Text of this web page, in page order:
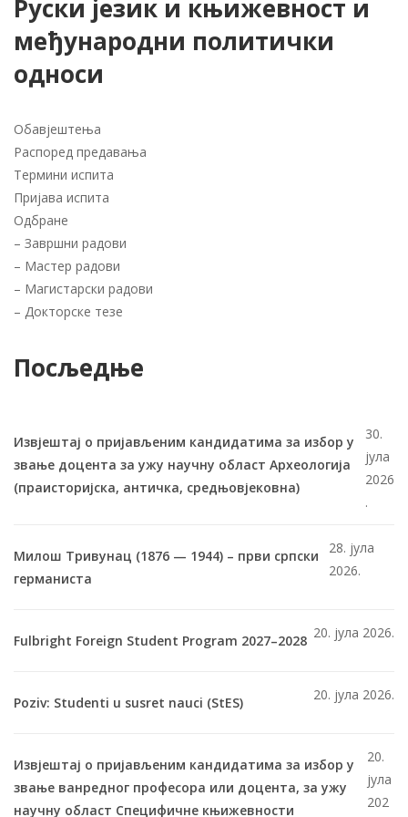
Руски језик и књижевност и
међународни политички
односи
Обавјештења
Распоред предавања
Термини испита
Пријава испита
Одбране
– Завршни радови
– Мастер радови
– Магистарски радови
– Докторске тезе
Посљедње
Извјештај о пријављеним кандидатима за избор у
звање доцента за ужу научну област Археологија
(праисторијска, античка, средњовјековна)
30.
јула
2026
.
Милош Тривунац (1876 — 1944) – први српски
германиста
28. јула
2026.
Fulbright Foreign Student Program 2027–2028 20. јула 2026.
Poziv: Studenti u susret nauci (StES) 20. јула 2026.
Извјештај о пријављеним кандидатима за избор у
звање ванредног професора или доцента, за ужу
научну област Специфичне књижевности
20.
јула
202